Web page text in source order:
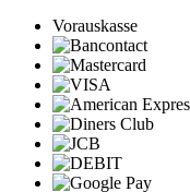
Vorauskasse